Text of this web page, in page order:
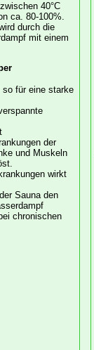
40°C
ca. 80-100%.
durch die
mit einem
so für eine starke
der
und Muskeln
wirkt
Sauna den
chronischen